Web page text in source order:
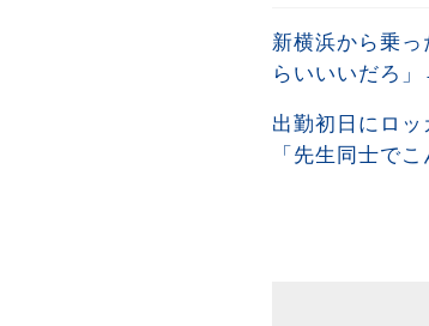
新横浜から乗
らいいいだろ
出勤初日にロ
「先生同士で